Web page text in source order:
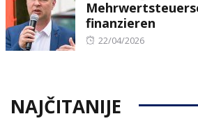
finanzieren
Posted
22/04/2026
NAJČITANIJE